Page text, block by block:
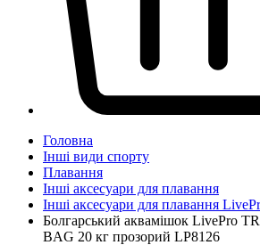
Головна
Інші види спорту
Плавання
Інші аксесуари для плавання
Інші аксесуари для плавання
Болгарський аквамішок LivePro
BAG 20 кг прозорий LP8126